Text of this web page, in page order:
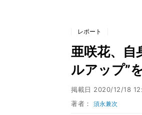
レポート
亜咲花、自
ルアップ”
掲載日 2020/12/18
著者：須永兼次